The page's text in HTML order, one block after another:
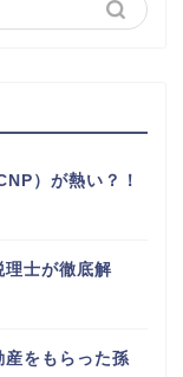
）が熱い？！
理士が徹底解
産をもらった孫